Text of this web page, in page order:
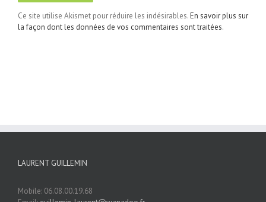
Ce site utilise Akismet pour réduire les indésirables.En savoir plus sur
la façon dont les données de vos commentaires sont traitées.
LAURENT GUILLEMIN
Mobile: 06.08.00.19.68